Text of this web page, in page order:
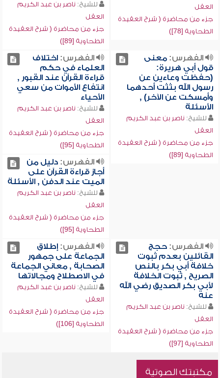
العقل
جزء من محاضرة ( شرح العقيدة
الطحاوية [78])
للشيخ: ناصر بن عبد الكريم
العقل
جزء من محاضرة ( شرح العقيدة
الطحاوية [89])
الفهرس:معنى
قول أبي هريرة:
(حفظت وعاءين عن
رسول الله بثثت أحدهما
وأمسكت عن الآخر) ,
الأسئلة
للشيخ: ناصر بن عبد الكريم
العقل
جزء من محاضرة ( شرح العقيدة
الطحاوية [89])
الفهرس:اختلاف
العلماء في حكم
قراءة القرآن عند القبور ,
انتفاع الأموات من سعي
الأحياء
للشيخ: ناصر بن عبد الكريم
العقل
جزء من محاضرة ( شرح العقيدة
الطحاوية [95])
الفهرس:دليل من
أجاز قراءة القرآن على
الميت عند الدفن , الأسئلة
للشيخ: ناصر بن عبد الكريم
العقل
جزء من محاضرة ( شرح العقيدة
الطحاوية [95])
الفهرس:حجج
القائلين بعدم ثبوت
خلافة أبي بكر بالنص
الصريح , ثبوت الخلافة
لأبي بكر الصديق رضي الله
عنه
للشيخ: ناصر بن عبد الكريم
العقل
جزء من محاضرة ( شرح العقيدة
الطحاوية [97])
الفهرس:إطلاق
الجماعة على جمهور
الصحابة , معاني الجماعة
في الاصطلاح ومجالاتها
للشيخ: ناصر بن عبد الكريم
العقل
جزء من محاضرة ( شرح العقيدة
الطحاوية [106])
مكتبتك الصوتية